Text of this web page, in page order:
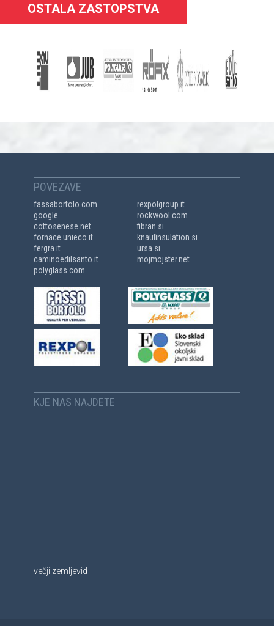
OSTALA ZASTOPSTVA
POVEZAVE
fassabortolo.com
google
cottosenese.net
fornace.unieco.it
fergra.it
caminoedilsanto.it
polyglass.com
rexpolgroup.it
rockwool.com
fibran.si
knaufinsulation.si
ursa.si
mojmojster.net
KJE NAS NAJDETE
večji zemljevid